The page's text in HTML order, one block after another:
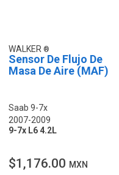
WALKER
Sensor De Flujo De
Masa De Aire (MAF)
Saab 9-7x
2007-2009
9-7x L6 4.2L
$1,176.00 MXN